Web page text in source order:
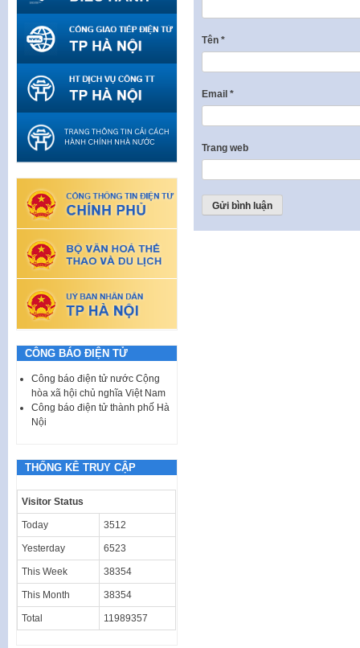
Tên *
Email *
Trang web
CÔNG BÁO ĐIỆN TỬ
Công báo điện tử nước Cộng
hòa xã hội chủ nghĩa Việt Nam
Công báo điện tử thành phố Hà
Nội
THỐNG KÊ TRUY CẬP
Visitor Status
Today 3512
Yesterday 6523
This Week 38354
This Month 38354
Total 11989357